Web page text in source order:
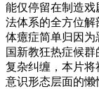
能仅停留在制造戏
法体系的全方位
体癔症简单归因
国新教狂热症候
复杂纠缠，本片
意识形态层面的